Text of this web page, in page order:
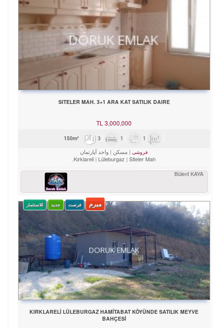
SITELER MAH. 3+1 ARA KAT SATILIK DAIRE
TL 3,000,000
3 1 1
فروشی مسکن
واحد آپارتمان
Kırklareli
Lüleburgaz
Siteler Mah.
Bülent KAYA
مبرم فرصت جدید للاستثمار
KIRKLARELİ LÜLEBURGAZ HAMİTABAT KÖYÜNDE SATILIK MEYVE
BAHÇESİ